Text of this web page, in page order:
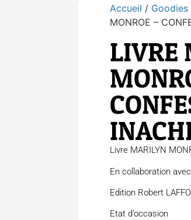
Accueil / Goodies
MONROE –
LIVRE
Livre MARILYN
En collaboration
Edition Robert
Etat d’occasion